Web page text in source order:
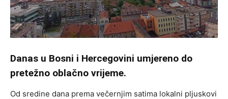
Danas u Bosni i Hercegovini umjereno do
pretežno oblačno vrijeme.
Od sredine dana prema večernjim satima lokalni pljuskovi